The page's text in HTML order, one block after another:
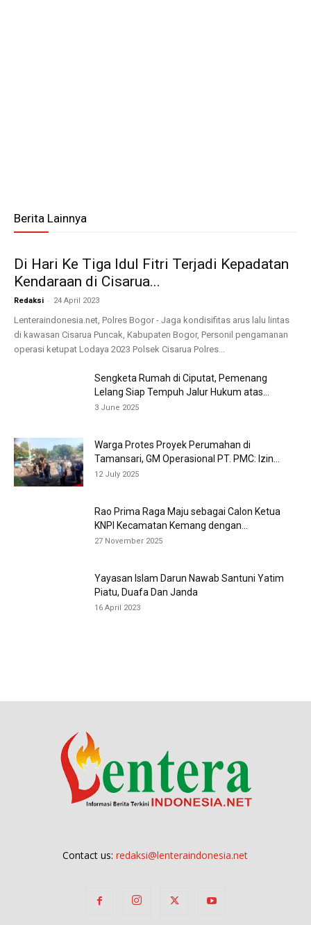
Berita Lainnya
Di Hari Ke Tiga Idul Fitri Terjadi Kepadatan
Kendaraan di Cisarua...
Redaksi - 24 April 2023
Lenteraindonesia.net, Polres Bogor - Jaga kondisifitas arus lalu lintas
di kawasan Cisarua Puncak, Kabupaten Bogor, Personil pengamanan
operasi ketupat Lodaya 2023 Polsek Cisarua Polres...
Sengketa Rumah di Ciputat, Pemenang
Lelang Siap Tempuh Jalur Hukum atas...
3 June 2025
Warga Protes Proyek Perumahan di
Tamansari, GM Operasional PT. PMC: Izin...
12 July 2025
Rao Prima Raga Maju sebagai Calon Ketua
KNPI Kecamatan Kemang dengan...
27 November 2025
Yayasan Islam Darun Nawab Santuni Yatim
Piatu, Duafa Dan Janda
16 April 2023
Contact us:redaksi@lenteraindonesia.net